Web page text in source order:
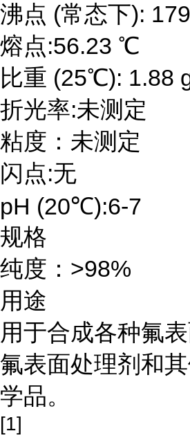
沸点 (常态下):
熔点:56.23 ℃
比重 (25℃): 1.88
折光率:未测定
粘度：未测定
闪点:无
pH (20℃):6-7
规格
纯度：>98%
用途
用于合成各种氟表
氟表面处理剂和
学品。
[1]